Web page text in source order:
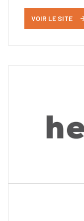
VOIR LE SITE